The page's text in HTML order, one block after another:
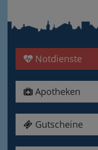
Notdienste
Apotheken
Gutscheine